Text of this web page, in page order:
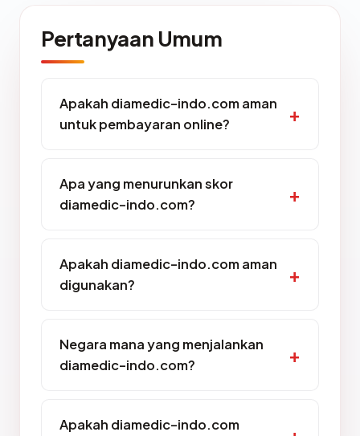
Pertanyaan Umum
Apakah diamedic-indo.com aman
untuk pembayaran online?
Apa yang menurunkan skor
diamedic-indo.com?
Apakah diamedic-indo.com aman
digunakan?
Negara mana yang menjalankan
diamedic-indo.com?
Apakah diamedic-indo.com